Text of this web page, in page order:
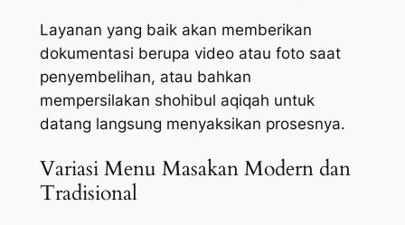
Layanan yang baik akan memberikan
dokumentasi berupa video atau foto saat
penyembelihan, atau bahkan
mempersilakan shohibul aqiqah untuk
datang langsung menyaksikan prosesnya.
Variasi Menu Masakan Modern dan
Tradisional